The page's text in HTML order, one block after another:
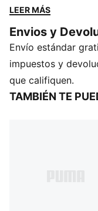
comodidad,
haciendo recados,
moderno y natural
Producto fabricado
materiales
LEER MÁS
Envios y
Envío estándar
impuestos y
que califiquen.
TAMBIÉN TE